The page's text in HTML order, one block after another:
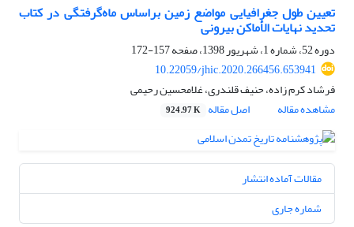
تعیین طول جغرافیایی مواضع زمین براساس ماه‌گرفتگی در کتاب
تحدید نهایات الأماکن بیرونی
دوره 52، شماره 1، شهریور 1398، صفحه
157-172
10.22059/jhic.2020.266456.653941
فرشاد کرم زاده، حنیف قلندری، غلامحسین رحیمی
مشاهده مقاله
اصل مقاله 924.97 K
مقالات آماده انتشار
شماره جاری